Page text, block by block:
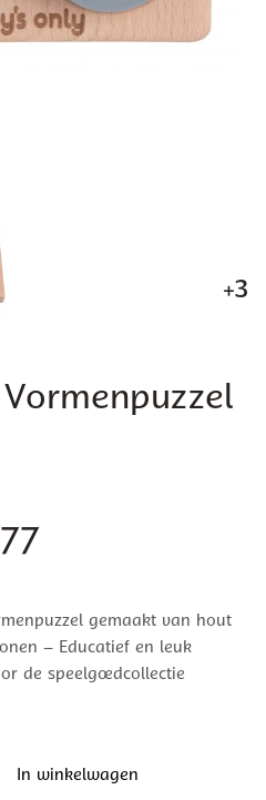
+3
Huidige
is:
€ 12,77.
gemaakt van hout
– Educatief en leuk
de speelgoedcollectie
In winkelwagen